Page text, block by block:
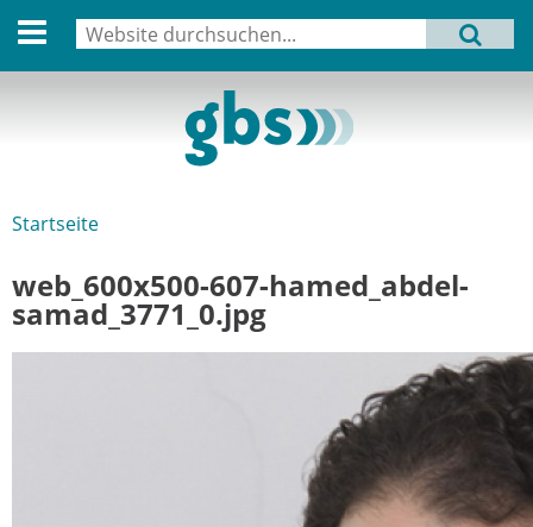
English version
Termine
Archiv
MENU
Startseite
web_600x500-607-hamed_abdel-
samad_3771_0.jpg
Suchformular
Suche